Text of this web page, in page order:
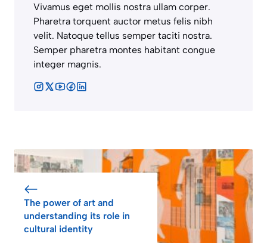
Vivamus eget mollis nostra ullam corper.
Pharetra torquent auctor metus felis nibh
velit. Natoque tellus semper taciti nostra.
Semper pharetra montes habitant congue
integer magnis.
The power of art and
understanding its role in
cultural identity